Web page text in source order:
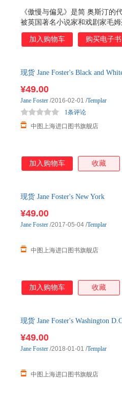
《傲慢与偏见》是简 奥斯汀的
被英国著名小说家和戏剧家毛
文笔辛辣而滑稽，是简 奥斯汀
BBC评选《傲慢与偏见》 有史
谐、讽刺意味浓厚，对话极具
加入购物车 购买电子书
现货 Jane Foster's Black and
¥49.00
中图上海进口图书旗舰店
1条评论
Jane Foster /2016-02-01 /Templar
加入购物车 收藏
现货 Jane Foster's New York
¥49.00
中图上海进口图书旗舰店
Jane Foster /2017-05-04 /Templar
加入购物车 收藏
现货 Jane Foster's Washington
¥49.00
中图上海进口图书旗舰店
Jane Foster /2018-01-01 /Templar